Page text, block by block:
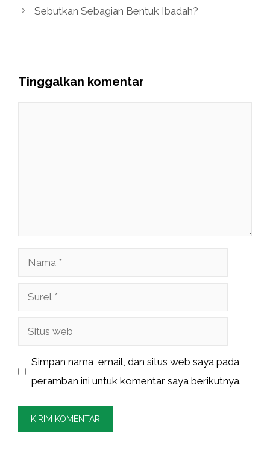
Sebutkan Sebagian Bentuk Ibadah?
Tinggalkan komentar
Nama
Surel
Situs
Simpan nama, email, dan situs web saya pada
peramban ini untuk komentar saya berikutnya.